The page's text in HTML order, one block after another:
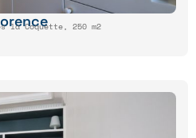
la Coquette, 250 m2